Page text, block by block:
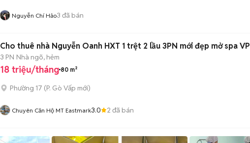
Nguyễn Chí Hảo3 đã bán
Cho thuê nhà Nguyễn Oanh HXT 1 trệt 2 lầu 3PN mới đẹp mở spa VP
3 PN Nhà ngõ, hẻm
18 triệu/tháng 80 m²
Phường 17 (P. Gò Vấp mới)
Chuyên Căn Hộ MT Eastmark3.0 2 đã bán